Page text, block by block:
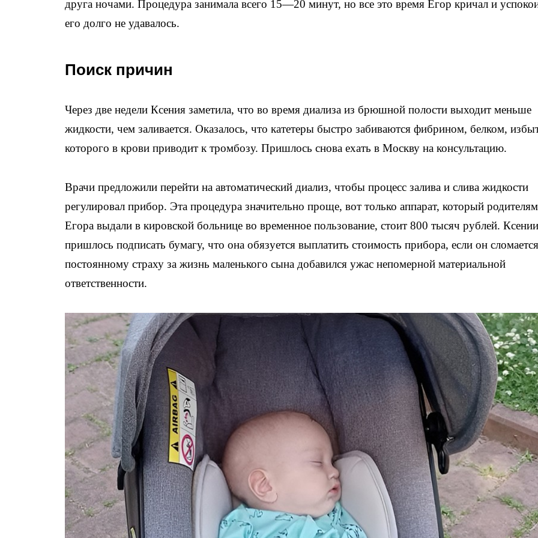
друга ночами. Процедура занимала всего 15—20 минут, но все это время Егор кричал и
его долго не удавалось.
Поиск причин
Через две недели Ксения заметила, что во время диализа из брюшной полости выходит меньше
жидкости, чем заливается. Оказалось, что катетеры быстро забиваются фибрином, белком,
которого в крови приводит к тромбозу. Пришлось снова ехать в Москву на консультацию.
Врачи предложили перейти на автоматический диализ, чтобы процесс залива и слива жидкости
регулировал прибор. Эта процедура значительно проще, вот только аппарат, который родителям
Егора выдали в кировской больнице во временное пользование, стоит 800 тысяч рублей. Ксении
пришлось подписать бумагу, что она обязуется выплатить стоимость прибора, если он
постоянному страху за жизнь маленького сына добавился ужас непомерной материальной
ответственности.